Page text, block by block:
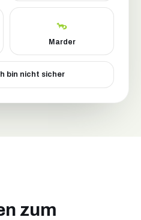
Marder
bin nicht sicher
zum